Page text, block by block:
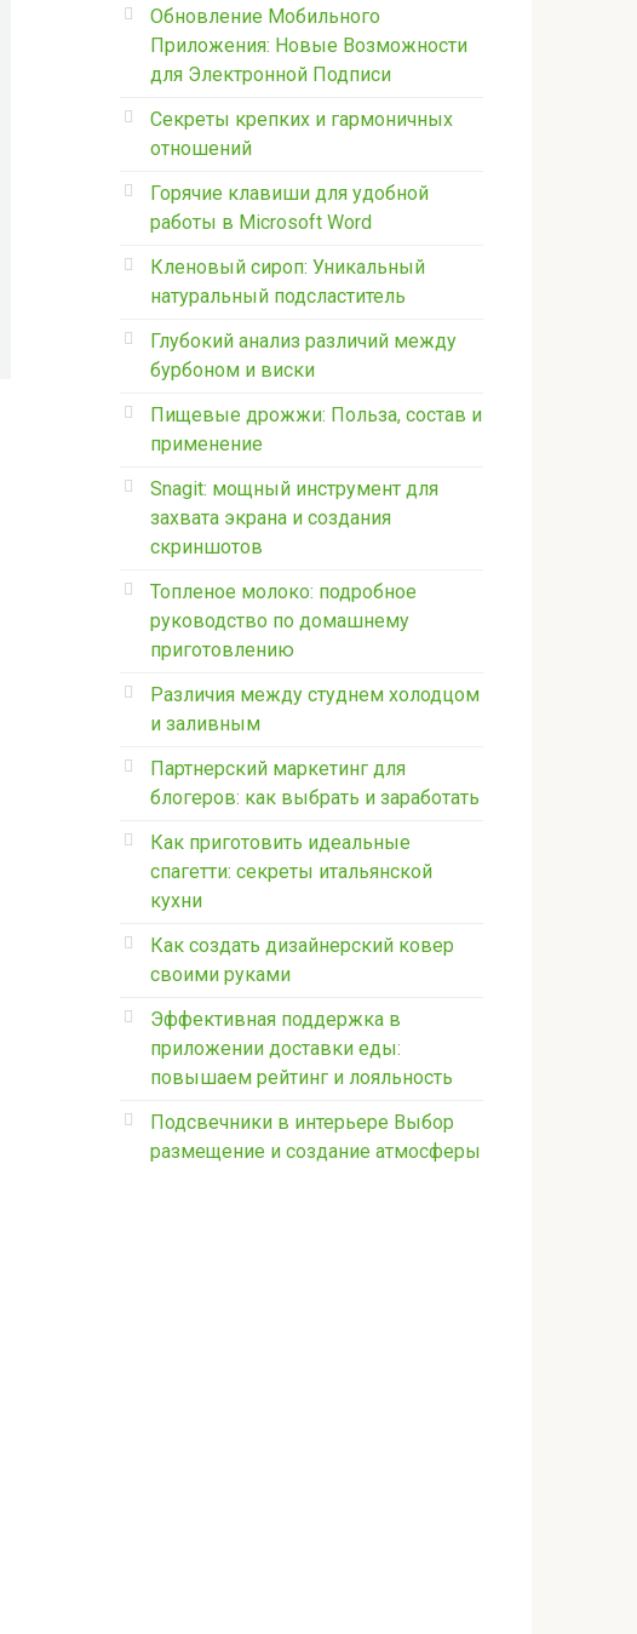
Обновление Мобильного
Приложения: Новые Возможности
для Электронной Подписи
Секреты крепких и гармоничных
отношений
Горячие клавиши для удобной
работы в Microsoft Word
Кленовый сироп: Уникальный
натуральный подсластитель
Глубокий анализ различий между
бурбоном и виски
Пищевые дрожжи: Польза, состав и
применение
Snagit: мощный инструмент для
захвата экрана и создания
скриншотов
Топленое молоко: подробное
руководство по домашнему
приготовлению
Различия между студнем холодцом
и заливным
Партнерский маркетинг для
блогеров: как выбрать и заработать
Как приготовить идеальные
спагетти: секреты итальянской
кухни
Как создать дизайнерский ковер
своими руками
Эффективная поддержка в
приложении доставки еды:
повышаем рейтинг и лояльность
Подсвечники в интерьере Выбор
размещение и создание атмосферы